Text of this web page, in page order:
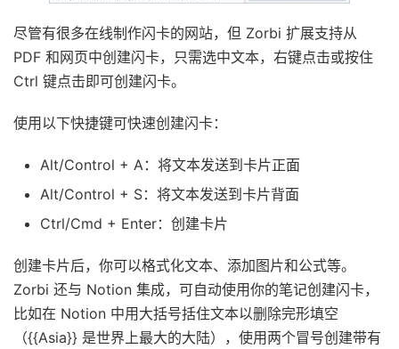
尽管有很多在线制作闪卡的网站，但 Zorbi 扩展支持从
PDF 和网页中创建闪卡，只需选中文本，右键点击或按住
Ctrl 键点击即可创建闪卡。
使用以下快捷键可快速创建闪卡：
Alt/Control + A：将文本发送到卡片正面
Alt/Control + S：将文本发送到卡片背面
Ctrl/Cmd + Enter：创建卡片
创建卡片后，你可以格式化文本、添加图片和公式等。
Zorbi 还与 Notion 集成，可自动使用你的笔记创建闪卡，
比如在 Notion 中用大括号括住文本以删除完形填空
（{{Asia}} 是世界上最大的大陆），使用两个冒号创建带有